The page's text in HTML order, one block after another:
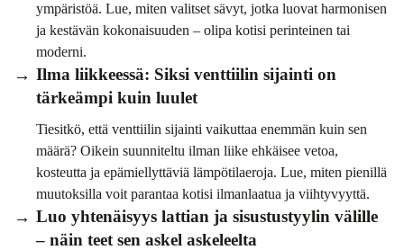
ympäristöä. Lue, miten valitset sävyt, jotka luovat harmonisen
ja kestävän kokonaisuuden – olipa kotisi perinteinen tai
moderni.
Ilma liikkeessä: Siksi venttiilin sijainti on
tärkeämpi kuin luulet
Tiesitkö, että venttiilin sijainti vaikuttaa enemmän kuin sen
määrä? Oikein suunniteltu ilman liike ehkäisee vetoa,
kosteutta ja epämiellyttäviä lämpötilaeroja. Lue, miten pienillä
muutoksilla voit parantaa kotisi ilmanlaatua ja viihtyvyyttä.
Luo yhtenäisyys lattian ja sisustustyylin välille
– näin teet sen askel askeleelta